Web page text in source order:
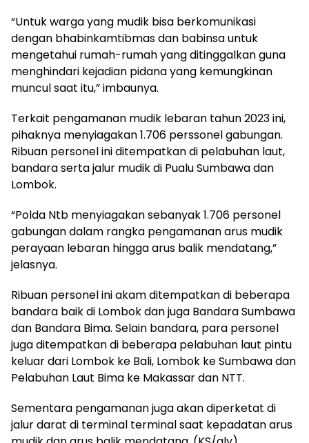
“Untuk warga yang mudik bisa berkomunikasi
dengan bhabinkamtibmas dan babinsa untuk
mengetahui rumah-rumah yang ditinggalkan guna
menghindari kejadian pidana yang kemungkinan
muncul saat itu,” imbaunya.
Terkait pengamanan mudik lebaran tahun 2023 ini,
pihaknya menyiagakan 1.706 perssonel gabungan.
Ribuan personel ini ditempatkan di pelabuhan laut,
bandara serta jalur mudik di Pualu Sumbawa dan
Lombok.
“Polda Ntb menyiagakan sebanyak 1.706 personel
gabungan dalam rangka pengamanan arus mudik
perayaan lebaran hingga arus balik mendatang,”
jelasnya.
Ribuan personel ini akam ditempatkan di beberapa
bandara baik di Lombok dan juga Bandara Sumbawa
dan Bandara Bima. Selain bandara, para personel
juga ditempatkan di beberapa pelabuhan laut pintu
keluar dari Lombok ke Bali, Lombok ke Sumbawa dan
Pelabuhan Laut Bima ke Makassar dan NTT.
Sementara pengamanan juga akan diperketat di
jalur darat di terminal terminal saat kepadatan arus